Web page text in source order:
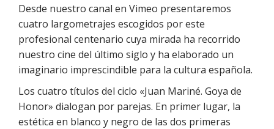
Desde nuestro canal en Vimeo presentaremos
cuatro largometrajes escogidos por este
profesional centenario cuya mirada ha recorrido
nuestro cine del último siglo y ha elaborado un
imaginario imprescindible para la cultura española.
Los cuatro títulos del ciclo «Juan Mariné. Goya de
Honor» dialogan por parejas. En primer lugar, la
estética en blanco y negro de las dos primeras